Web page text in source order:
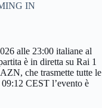
IN
alle 23:00 italiane al
è in diretta su Rai 1
che trasmette tutte le
CEST l’evento è